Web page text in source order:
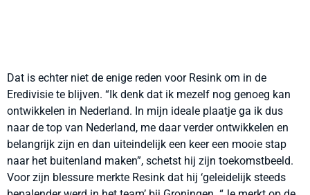
Dat is echter niet de enige reden voor Resink om in de
Eredivisie te blijven. “Ik denk dat ik mezelf nog genoeg kan
ontwikkelen in Nederland. In mijn ideale plaatje ga ik dus
naar de top van Nederland, me daar verder ontwikkelen en
belangrijk zijn en dan uiteindelijk een keer een mooie stap
naar het buitenland maken”, schetst hij zijn toekomstbeeld.
Voor zijn blessure merkte Resink dat hij ‘geleidelijk steeds